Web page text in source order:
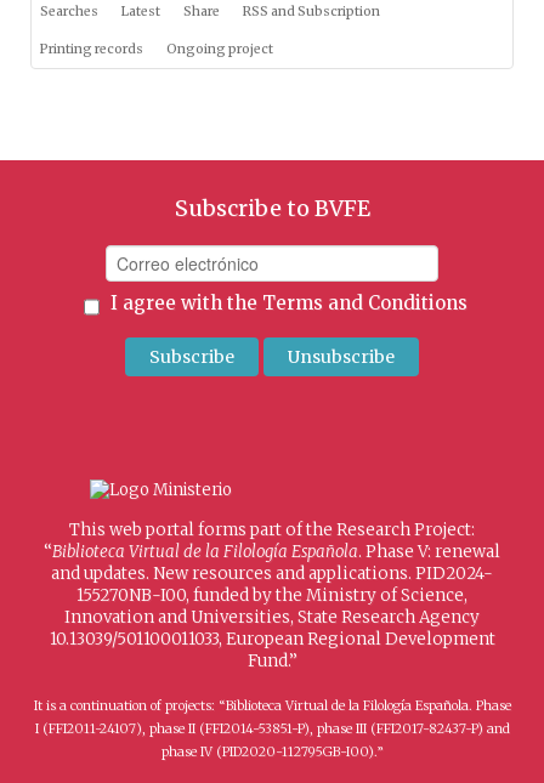
Searches Latest Share RSS and Subscription
Printing records Ongoing project
Subscribe to BVFE
I agree with the Terms and Conditions
This web portal forms part of the Research Project:
“Biblioteca Virtual de la Filología Española. Phase V: renewal
and updates. New resources and applications. PID2024-
155270NB-I00, funded by the Ministry of Science,
Innovation and Universities, State Research Agency
10.13039/501100011033, European Regional Development
Fund.”
It is a continuation of projects: “Biblioteca Virtual de la Filología Española. Phase
I (FFI2011-24107), phase II (FFI2014-53851-P), phase III (FFI2017-82437-P) and
phase IV (PID2020-112795GB-I00).”